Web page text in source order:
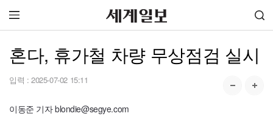
혼다, 휴가철 차량 무상점검 실시
입력 : 2025-07-02 15:11
이동준 기자 blondie@segye.com